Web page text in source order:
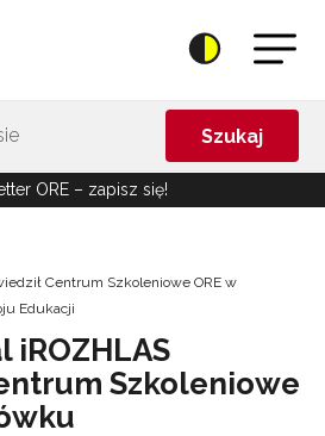
Szukaj
ORE – zapisz się!
Centrum Szkoleniowe ORE w
Edukacji
iROZHLAS
Szkoleniowe